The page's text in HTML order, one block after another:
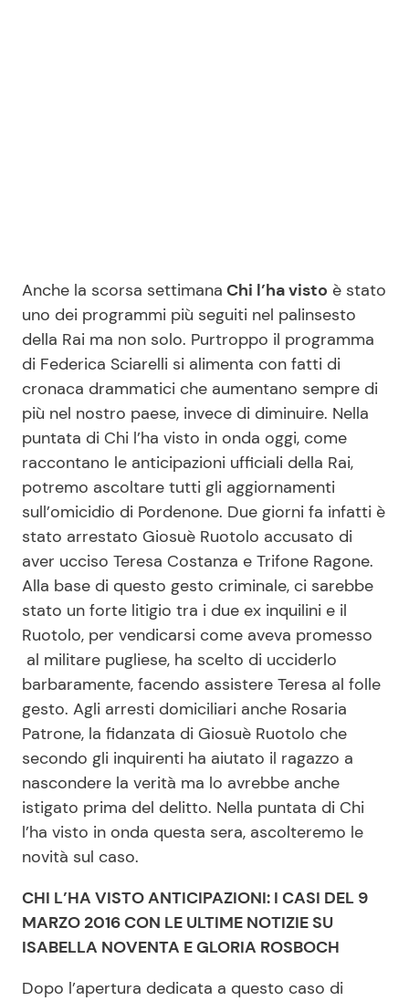
Seguici
Info
Chi siamo
Disclaimer e Privacy
Redazione
Contattaci
Pubblicità
Privacy Policy
Anche la scorsa settimana Chi l’ha visto è stato
uno dei programmi più seguiti nel palinsesto
della Rai ma non solo. Purtroppo il programma
di Federica Sciarelli si alimenta con fatti di
cronaca drammatici che aumentano sempre di
più nel nostro paese, invece di diminuire. Nella
puntata di Chi l’ha visto in onda oggi, come
raccontano le anticipazioni ufficiali della Rai,
potremo ascoltare tutti gli aggiornamenti
sull’omicidio di Pordenone. Due giorni fa infatti è
stato arrestato Giosuè Ruotolo accusato di
aver ucciso Teresa Costanza e Trifone Ragone.
Alla base di questo gesto criminale, ci sarebbe
stato un forte litigio tra i due ex inquilini e il
Ruotolo, per vendicarsi come aveva promesso
al militare pugliese, ha scelto di ucciderlo
barbaramente, facendo assistere Teresa al folle
gesto. Agli arresti domiciliari anche Rosaria
Patrone, la fidanzata di Giosuè Ruotolo che
secondo gli inquirenti ha aiutato il ragazzo a
nascondere la verità ma lo avrebbe anche
istigato prima del delitto. Nella puntata di Chi
l’ha visto in onda questa sera, ascolteremo le
novità sul caso.
CHI L’HA VISTO ANTICIPAZIONI: I CASI DEL 9
MARZO 2016 CON LE ULTIME NOTIZIE SU
ISABELLA NOVENTA E GLORIA ROSBOCH
Dopo l’apertura dedicata a questo caso di